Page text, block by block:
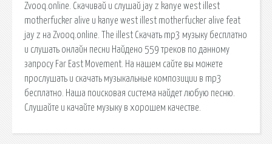
Zvooq.online. Скачивай и слушай jay z kanye west illest
motherfucker alive и kanye west illest motherfucker alive feat
jay z на Zvooq.online. The illest Скачать mp3 музыку бесплатно
и слушать онлайн песни Найдено 559 треков по данному
запросу Far East Movement. На нашем сайте вы можете
прослушать и скачать музыкальные композиции в mp3
бесплатно. Наша поисковая система найдет любую песню.
Слушайте и качайте музыку в хорошем качестве.